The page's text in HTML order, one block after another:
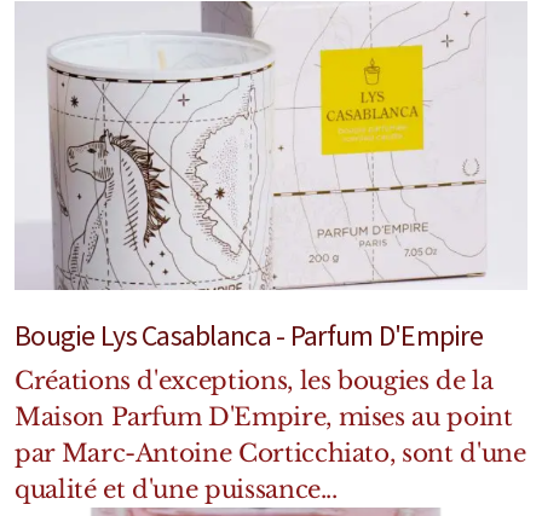
Bougie Lys Casablanca - Parfum D'Empire
Créations d'exceptions, les bougies de la
Maison Parfum D'Empire, mises au point
par Marc-Antoine Corticchiato, sont d'une
qualité et d'une puissance...